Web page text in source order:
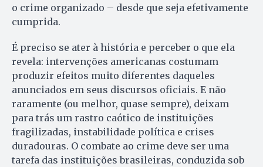
o crime organizado – desde que seja efetivamente
cumprida.
É preciso se ater à história e perceber o que ela
revela: intervenções americanas costumam
produzir efeitos muito diferentes daqueles
anunciados em seus discursos oficiais. E não
raramente (ou melhor, quase sempre), deixam
para trás um rastro caótico de instituições
fragilizadas, instabilidade política e crises
duradouras. O combate ao crime deve ser uma
tarefa das instituições brasileiras, conduzida sob